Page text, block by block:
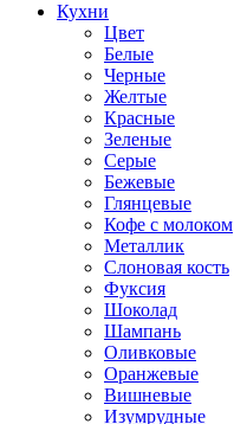
Кухни
Цвет
Белые
Черные
Желтые
Красные
Зеленые
Серые
Бежевые
Глянцевые
Кофе с молоком
Металлик
Слоновая кость
Фуксия
Шоколад
Шампань
Оливковые
Оранжевые
Вишневые
Изумрудные